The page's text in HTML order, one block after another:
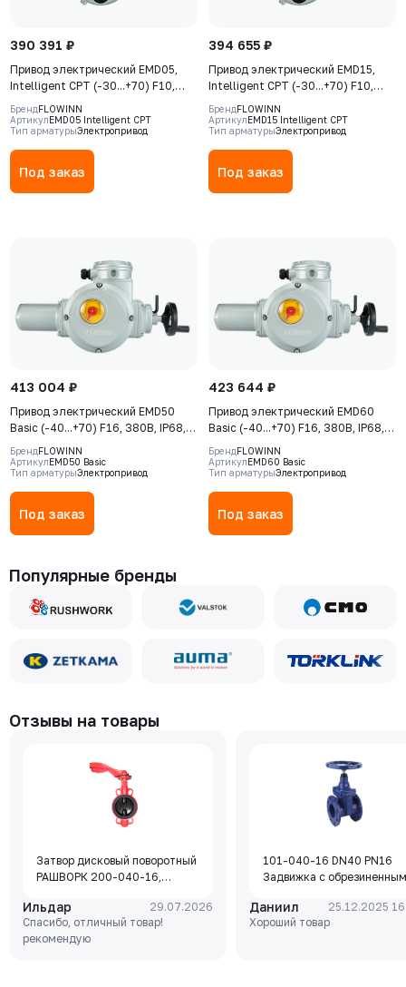
390 391 ₽
Привод электрический EMD05,
Intelligent CPT (-30...+70) F10,
380В, IP68, S2-15min, датчик
положения 4-20 мA
БрендFLOWINN
АртикулEMD05 Intelligent CPT
Тип арматурыЭлектропривод
Под заказ
394 655 ₽
Привод электрический EMD15,
Intelligent CPT (-30...+70) F10,
380В, IP68, S2-15min, датчик
положения 4-20 мA
БрендFLOWINN
АртикулEMD15 Intelligent CPT
Тип арматурыЭлектропривод
Под заказ
413 004 ₽
Привод электрический EMD50
Basic (-40...+70) F16, 380В, IP68,
S2-15min
БрендFLOWINN
АртикулEMD50 Basic
Тип арматурыЭлектропривод
Под заказ
423 644 ₽
Привод электрический EMD60
Basic (-40...+70) F16, 380В, IP68,
S2-15min
БрендFLOWINN
АртикулEMD60 Basic
Тип арматурыЭлектропривод
Под заказ
Популярные бренды
Отзывы на товары
Затвор дисковый поворотный
РАШВОРК 200-040-16,
250 (GG25), диск - GJS-400-
15 (GGG40), уплотнение -
EPDM, М/Ф, рукоятка
Ильдар
29.07.2026
Спасибо, отличный товар!
рекомендую
101-040-16 DN40 PN16
Задвижка с обрезиненным
чугун, клин-EPDM,
Tmax=110°C Ф/Ф
Даниил
25.12.2025
Хороший товар